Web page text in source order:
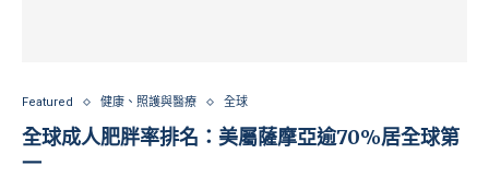
Featured 健康、照護與醫療 全球
全球成人肥胖率排名：美屬薩摩亞逾70%居全球第
一